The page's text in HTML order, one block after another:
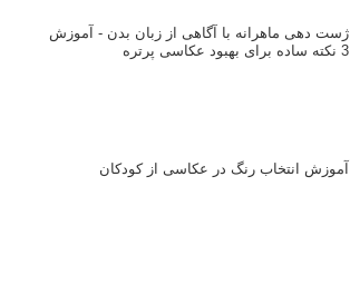
ژست دهی ماهرانه با آگاهی از زبان بدن - آموزش
3 نکته ساده برای بهبود عکاسی پرتره
آموزش انتخاب رنگ در عکاسی از کودکان